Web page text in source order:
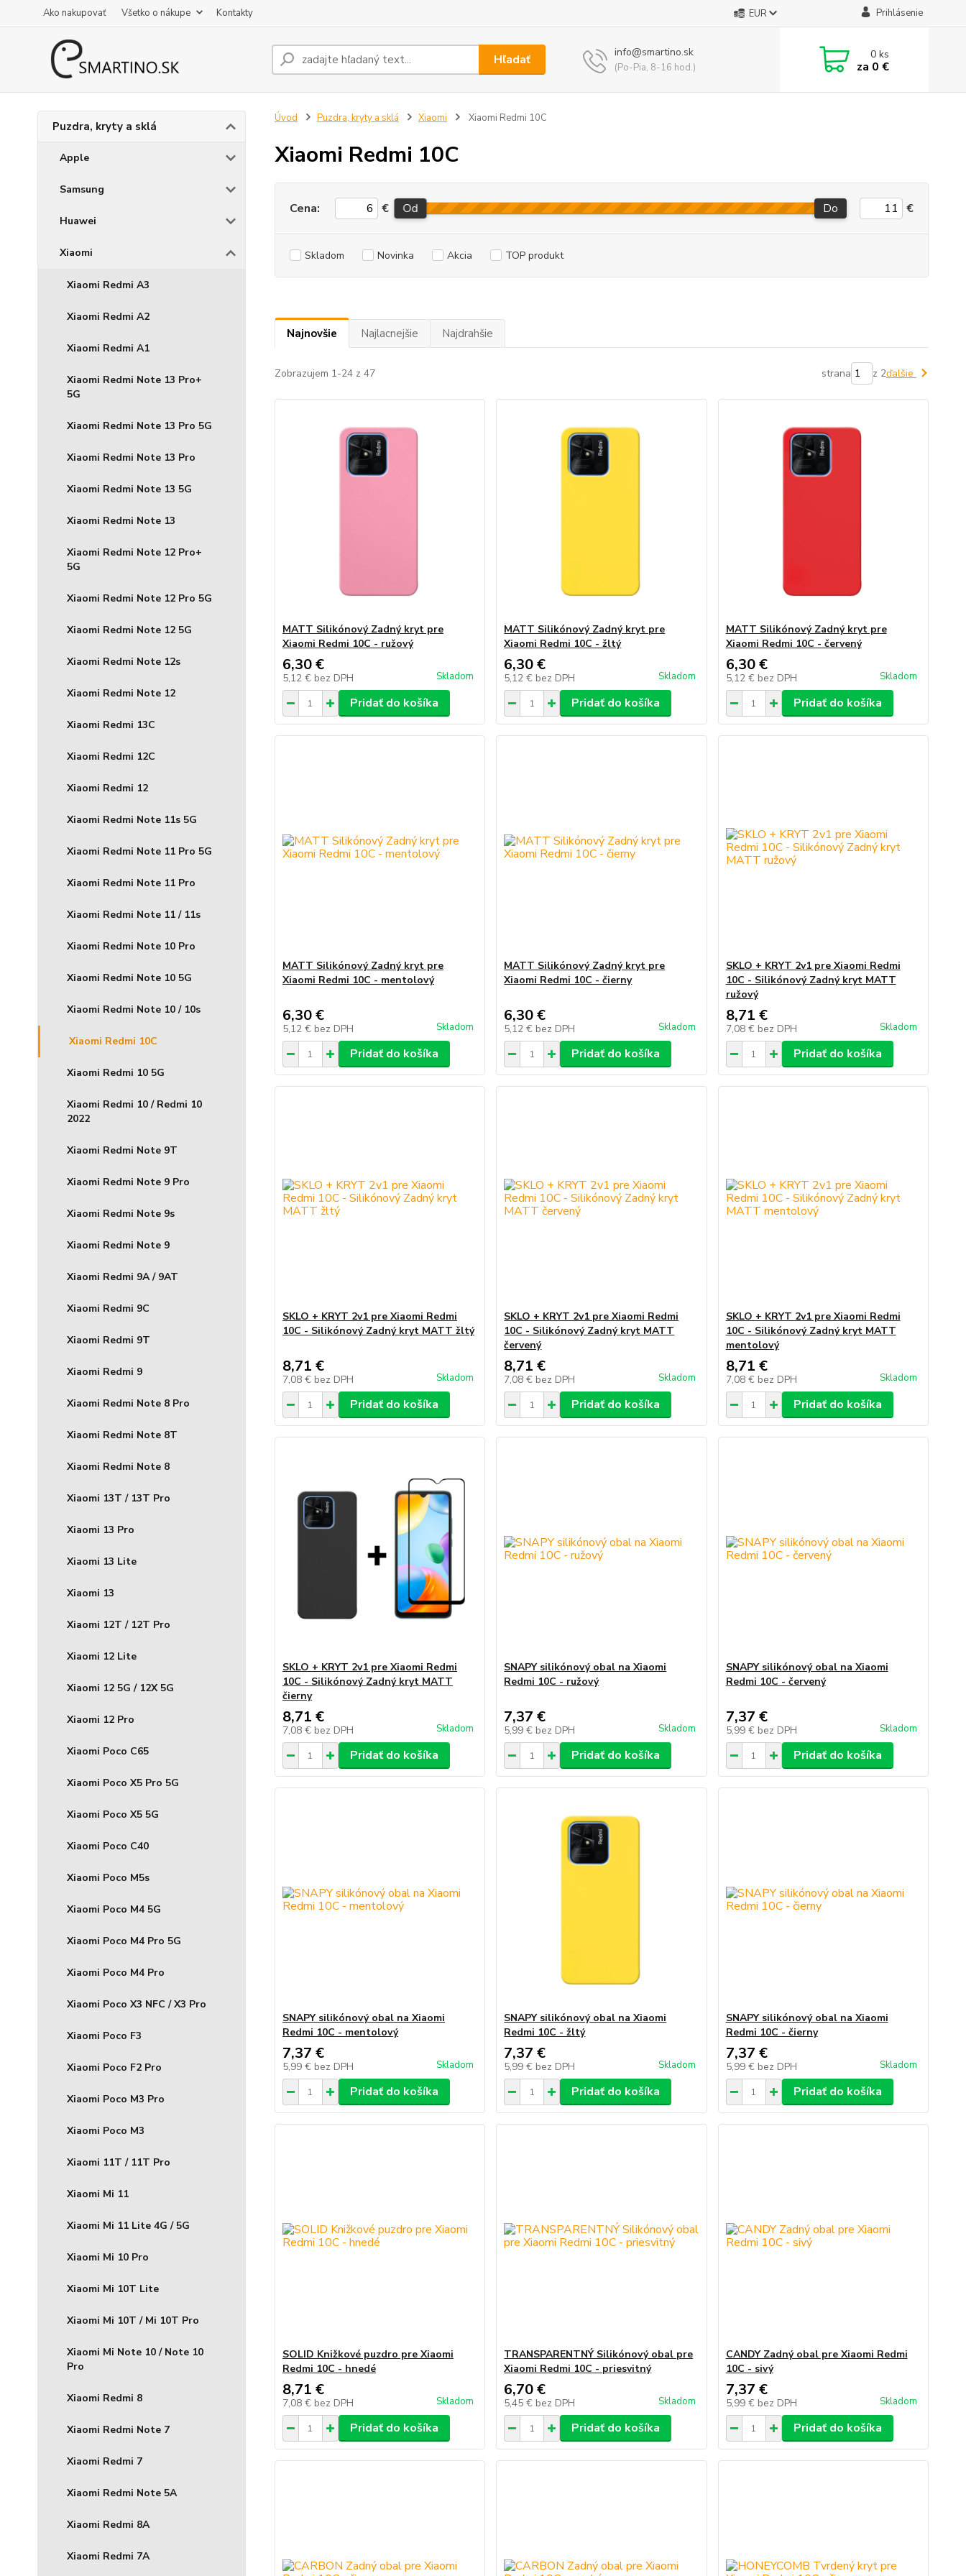
Ako nakupovať Všetko o nákupe Kontakty EUR Prihlásenie
Hľadať info@smartino.sk
(Po-Pia, 8-16 hod.)
0ks
za 0 €
Puzdra, kryty a sklá
Apple
Samsung
Huawei
Xiaomi
Xiaomi Redmi A3
Xiaomi Redmi A2
Xiaomi Redmi A1
Xiaomi Redmi Note 13 Pro+
5G
Xiaomi Redmi Note 13 Pro 5G
Xiaomi Redmi Note 13 Pro
Xiaomi Redmi Note 13 5G
Xiaomi Redmi Note 13
Xiaomi Redmi Note 12 Pro+
5G
Xiaomi Redmi Note 12 Pro 5G
Xiaomi Redmi Note 12 5G
Xiaomi Redmi Note 12s
Xiaomi Redmi Note 12
Xiaomi Redmi 13C
Xiaomi Redmi 12C
Xiaomi Redmi 12
Xiaomi Redmi Note 11s 5G
Xiaomi Redmi Note 11 Pro 5G
Xiaomi Redmi Note 11 Pro
Xiaomi Redmi Note 11 / 11s
Xiaomi Redmi Note 10 Pro
Xiaomi Redmi Note 10 5G
Xiaomi Redmi Note 10 / 10s
Xiaomi Redmi 10C
Xiaomi Redmi 10 5G
Xiaomi Redmi 10 / Redmi 10
2022
Xiaomi Redmi Note 9T
Xiaomi Redmi Note 9 Pro
Xiaomi Redmi Note 9s
Xiaomi Redmi Note 9
Xiaomi Redmi 9A / 9AT
Xiaomi Redmi 9C
Xiaomi Redmi 9T
Xiaomi Redmi 9
Xiaomi Redmi Note 8 Pro
Xiaomi Redmi Note 8T
Xiaomi Redmi Note 8
Xiaomi 13T / 13T Pro
Xiaomi 13 Pro
Xiaomi 13 Lite
Xiaomi 13
Xiaomi 12T / 12T Pro
Xiaomi 12 Lite
Xiaomi 12 5G / 12X 5G
Xiaomi 12 Pro
Xiaomi Poco C65
Xiaomi Poco X5 Pro 5G
Xiaomi Poco X5 5G
Xiaomi Poco C40
Xiaomi Poco M5s
Xiaomi Poco M4 5G
Xiaomi Poco M4 Pro 5G
Xiaomi Poco M4 Pro
Xiaomi Poco X3 NFC / X3 Pro
Xiaomi Poco F3
Xiaomi Poco F2 Pro
Xiaomi Poco M3 Pro
Xiaomi Poco M3
Xiaomi 11T / 11T Pro
Xiaomi Mi 11
Xiaomi Mi 11 Lite 4G / 5G
Xiaomi Mi 10 Pro
Xiaomi Mi 10T Lite
Xiaomi Mi 10T / Mi 10T Pro
Xiaomi Mi Note 10 / Note 10
Pro
Xiaomi Redmi 8
Xiaomi Redmi Note 7
Xiaomi Redmi 7
Xiaomi Redmi Note 5A
Xiaomi Redmi 8A
Xiaomi Redmi 7A
Úvod Puzdra, kryty a sklá Xiaomi Xiaomi Redmi 10C
Xiaomi Redmi 10C
Cena: € Od Do €
Skladom Novinka Akcia TOP produkt
Najnovšie Najlacnejšie Najdrahšie
Zobrazujem 1-24 z 47 strana z 2ďalšie
MATT Silikónový Zadný kryt pre
Xiaomi Redmi 10C - ružový
6,30 €
5,12 € bez DPH Skladom
Pridať do košíka
MATT Silikónový Zadný kryt pre
Xiaomi Redmi 10C - žltý
6,30 €
5,12 € bez DPH Skladom
Pridať do košíka
MATT Silikónový Zadný kryt pre
Xiaomi Redmi 10C - červený
6,30 €
5,12 € bez DPH Skladom
Pridať do košíka
MATT Silikónový Zadný kryt pre
Xiaomi Redmi 10C - mentolový
6,30 €
5,12 € bez DPH Skladom
Pridať do košíka
MATT Silikónový Zadný kryt pre
Xiaomi Redmi 10C - čierny
6,30 €
5,12 € bez DPH Skladom
Pridať do košíka
SKLO + KRYT 2v1 pre Xiaomi Redmi
10C - Silikónový Zadný kryt MATT
ružový
8,71 €
7,08 € bez DPH Skladom
Pridať do košíka
SKLO + KRYT 2v1 pre Xiaomi Redmi
10C - Silikónový Zadný kryt MATT žltý
8,71 €
7,08 € bez DPH Skladom
Pridať do košíka
SKLO + KRYT 2v1 pre Xiaomi Redmi
10C - Silikónový Zadný kryt MATT
červený
8,71 €
7,08 € bez DPH Skladom
Pridať do košíka
SKLO + KRYT 2v1 pre Xiaomi Redmi
10C - Silikónový Zadný kryt MATT
mentolový
8,71 €
7,08 € bez DPH Skladom
Pridať do košíka
SKLO + KRYT 2v1 pre Xiaomi Redmi
10C - Silikónový Zadný kryt MATT
čierny
8,71 €
7,08 € bez DPH Skladom
Pridať do košíka
SNAPY silikónový obal na Xiaomi
Redmi 10C - ružový
7,37 €
5,99 € bez DPH Skladom
Pridať do košíka
SNAPY silikónový obal na Xiaomi
Redmi 10C - červený
7,37 €
5,99 € bez DPH Skladom
Pridať do košíka
SNAPY silikónový obal na Xiaomi
Redmi 10C - mentolový
7,37 €
5,99 € bez DPH Skladom
Pridať do košíka
SNAPY silikónový obal na Xiaomi
Redmi 10C - žltý
7,37 €
5,99 € bez DPH Skladom
Pridať do košíka
SNAPY silikónový obal na Xiaomi
Redmi 10C - čierny
7,37 €
5,99 € bez DPH Skladom
Pridať do košíka
SOLID Knižkové puzdro pre Xiaomi
Redmi 10C - hnedé
8,71 €
7,08 € bez DPH Skladom
Pridať do košíka
TRANSPARENTNÝ Silikónový obal pre
Xiaomi Redmi 10C - priesvitný
6,70 €
5,45 € bez DPH Skladom
Pridať do košíka
CANDY Zadný obal pre Xiaomi Redmi
10C - sivý
7,37 €
5,99 € bez DPH Skladom
Pridať do košíka